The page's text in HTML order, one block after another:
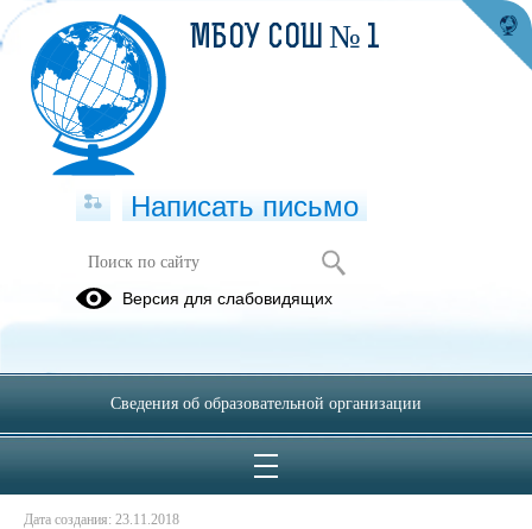
Обучающимся
безопасности детей.pdf(скачать)(посмотреть)
Памятка для детей Безопасный интернет.pdf(скачать)
Дата создания: 23.11.2018
МБОУ СОШ № 1
Написать письмо
Версия для слабовидящих
Сведения об образовательной организации